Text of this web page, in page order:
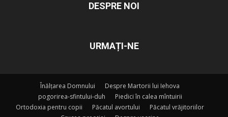
DESPRE NOI
URMAȚI-NE
Înălțarea Domnului
Despre Martorii lui Iehova
pogorirea-sfintului-duh
Piedici în calea mîntuirii
Ortodoxia pentru copii
Păcatul avortului
Păcatul vrăjitoriilor